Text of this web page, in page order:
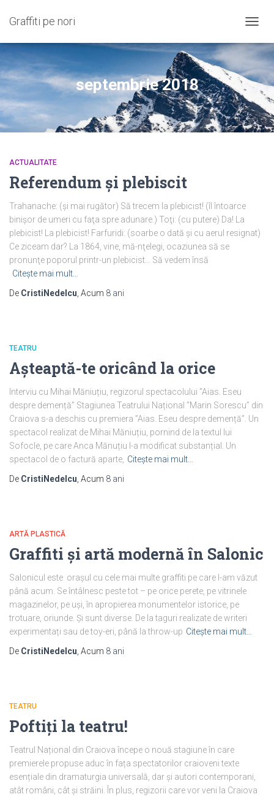
Graffiti pe nori
septembrie 2018
ACTUALITATE
Referendum și plebiscit
Trahanache: (şi mai rugător) Să trecem la plebicist! (îl întoarce
binişor de umeri cu faţa spre adunare.) Toţi: (cu putere) Da! La
plebicist! La plebicist! Farfuridi: (soarbe o dată şi cu aerul resignat)
Ce ziceam dar? La 1864, vine, mă-nţelegi, ocaziunea să se
pronunţe poporul printr-un plebicist… Să vedem însă
Citește mai mult…
De CristiNedelcu , Acum 8 ani
TEATRU
Așteaptă-te oricând la orice
Interviu cu Mihai Măniuțiu, regizorul spectacolului ”Aias. Eseu
despre demență” Stagiunea Teatrului Național ”Marin Sorescu” din
Craiova s-a deschis cu premiera ”Aias. Eseu despre demență”. Un
spectacol realizat de Mihai Măniuțiu, pornind de la textul lui
Sofocle, pe care Anca Mănuțiu l-a modificat substanțial. Un
spectacol de o factură aparte, Citește mai mult…
De CristiNedelcu , Acum 8 ani
ARTĂ PLASTICĂ
Graffiti și artă modernă în Salonic
Salonicul este orașul cu cele mai multe graffiti pe care l-am văzut
până acum. Se întâlnesc peste tot – pe orice perete, pe vitrinele
magazinelor, pe uși, în apropierea monumentelor istorice, pe
trotuare, oriunde. Și sunt diverse. De la taguri realizate de writeri
experimentați sau de toy-eri, până la throw-up Citește mai mult…
De CristiNedelcu , Acum 8 ani
TEATRU
Poftiți la teatru!
Teatrul Național din Craiova începe o nouă stagiune în care
premierele propuse aduc în fața spectatorilor craioveni texte
esențiale din dramaturgia universală, dar și autori contemporani,
atât români, cât și străini. În plus, regizorii care vor veni la Craiova